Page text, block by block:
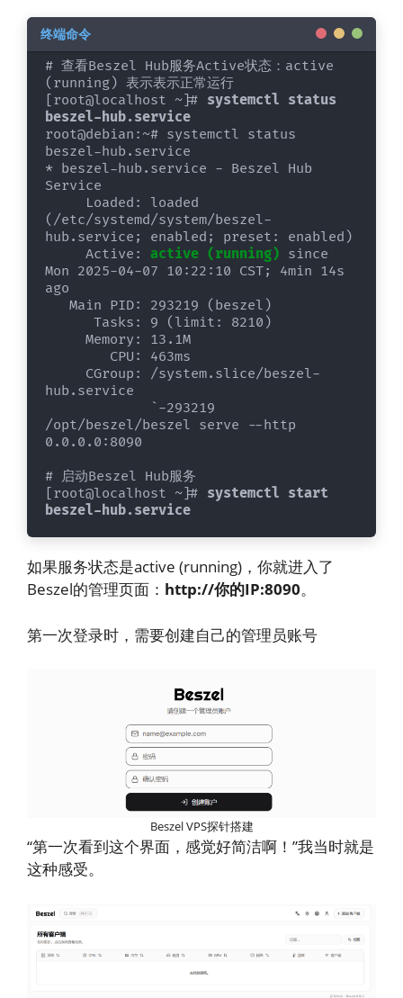
# 查看Beszel Hub服务Active状态：active
(running) 表示表示正常运行
[root@localhost ~]# systemctl status
beszel-hub.service
root@debian:~# systemctl status
beszel-hub.service
* beszel-hub.service - Beszel Hub
Service
(/etc/systemd/system/beszel-
hub.service; enabled; preset: enabled)
     Active:
active (running) since
Mon 2025-04-07 10:22:10 CST; 4min 14s
ago
hub.service
/opt/beszel/beszel serve --http
0.0.0.0:8090
# 启动Beszel Hub服务
[root@localhost ~]# systemctl start
beszel-hub.service
如果服务状态是active (running)，你就进入了
Beszel的管理页面： http://你的IP:8090。
第一次登录时，需要创建自己的管理员账号
Beszel VPS探针搭建
“第一次看到这个界面，感觉好简洁啊！”我当时就是
这种感受。